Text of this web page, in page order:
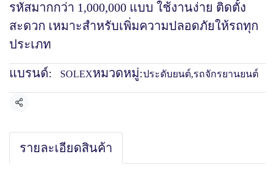
รหัสมากกว่า 1,000,000 แบบ ใช้งานง่าย ติดตั้ง
สะดวก เหมาะสำหรับเพิ่มความปลอดภัยให้รถทุก
ประเภท
แบรนด์: SOLEXหมวดหมู่:ประดับยนต์,รถจักรยานยนต์
แชร์
รายละเอียดสินค้า